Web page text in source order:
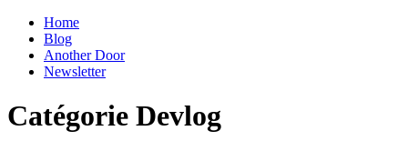
Home
Blog
Another Door
Newsletter
Catégorie Devlog